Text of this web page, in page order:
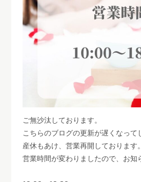
ご無沙汰しております。
こちらのブログの更新が遅くなって
産休もあけ、営業再開しております。
営業時間が変わりましたので、お知